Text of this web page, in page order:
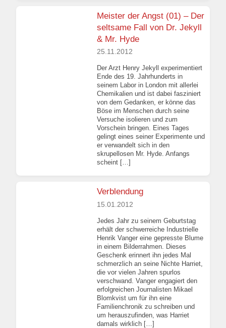
Meister der Angst (01) – Der
seltsame Fall von Dr. Jekyll
& Mr. Hyde
25.11.2012
Der Arzt Henry Jekyll experimentiert
Ende des 19. Jahrhunderts in
seinem Labor in London mit allerlei
Chemikalien und ist dabei fasziniert
von dem Gedanken, er könne das
Böse im Menschen durch seine
Versuche isolieren und zum
Vorschein bringen. Eines Tages
gelingt eines seiner Experimente und
er verwandelt sich in den
skrupellosen Mr. Hyde. Anfangs
scheint […]
Verblendung
15.01.2012
Jedes Jahr zu seinem Geburtstag
erhält der schwerreiche Industrielle
Henrik Vanger eine gepresste Blume
in einem Bilderrahmen. Dieses
Geschenk erinnert ihn jedes Mal
schmerzlich an seine Nichte Harriet,
die vor vielen Jahren spurlos
verschwand. Vanger engagiert den
erfolgreichen Journalisten Mikael
Blomkvist um für ihn eine
Familienchronik zu schreiben und
um herauszufinden, was Harriet
damals wirklich […]